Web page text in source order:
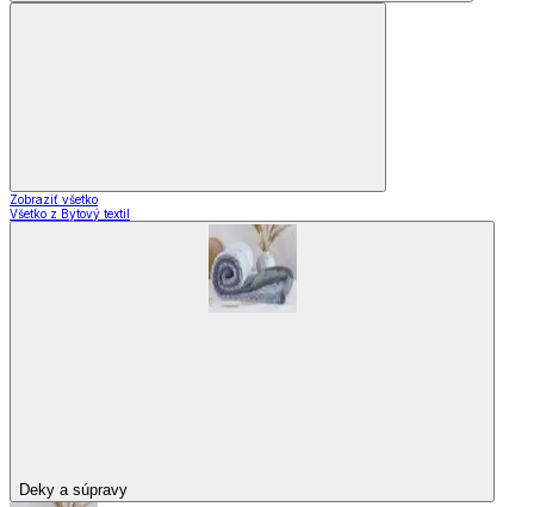
Zobraziť všetko
Všetko z Bytový textil
Deky a súpravy